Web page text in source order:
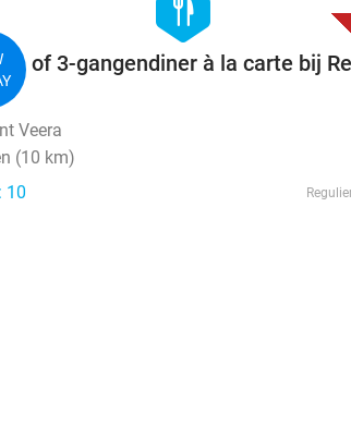
hexagon
food
2- of 3-gangendiner à la carte bij
Veera
(10 km)
10